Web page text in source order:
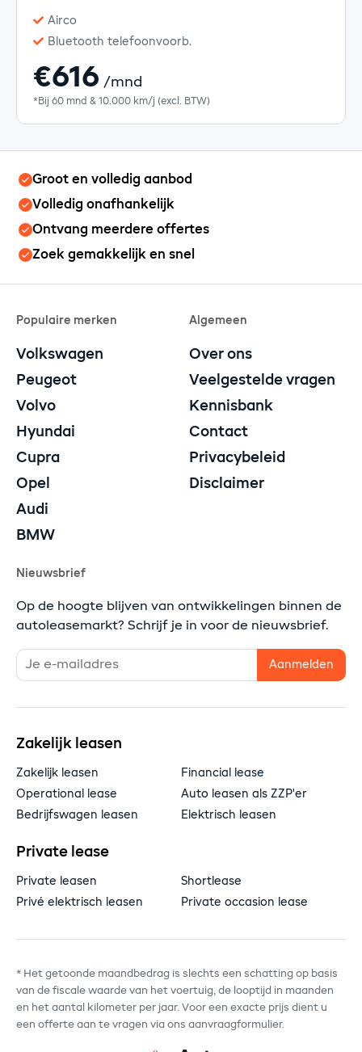
Airco
Bluetooth telefoonvoorb.
€616 /mnd
*Bij 60 mnd & 10.000 km/j (excl. BTW)
Groot en volledig aanbod
Volledig onafhankelijk
Ontvang meerdere offertes
Zoek gemakkelijk en snel
Populaire merken
Volkswagen
Peugeot
Volvo
Hyundai
Cupra
Opel
Audi
BMW
Algemeen
Over ons
Veelgestelde vragen
Kennisbank
Contact
Privacybeleid
Disclaimer
Nieuwsbrief
Op de hoogte blijven van ontwikkelingen binnen de
autoleasemarkt? Schrijf je in voor de nieuwsbrief.
Zakelijk leasen
Zakelijk leasen
Financial lease
Operational lease
Auto leasen als ZZP'er
Bedrijfswagen leasen
Elektrisch leasen
Private lease
Private leasen
Shortlease
Privé elektrisch leasen
Private occasion lease
* Het getoonde maandbedrag is slechts een schatting op basis
van de fiscale waarde van het voertuig, de looptijd in maanden
en het aantal kilometer per jaar. Voor een exacte prijs dient u
een offerte aan te vragen via ons aanvraagformulier.